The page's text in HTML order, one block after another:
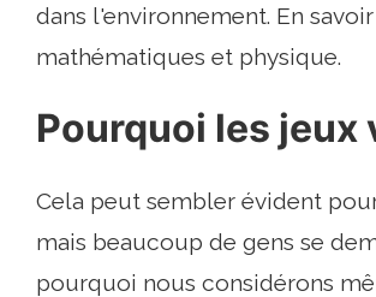
dans l'environnement. En
mathématiques et physique.
Pourquoi les jeux
Cela peut sembler évident
mais beaucoup de gens se
pourquoi nous considérons